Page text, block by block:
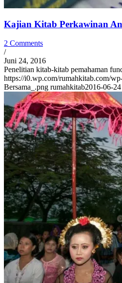
Kajian Kitab Perkawinan
2 Comments
/
Juni 24, 2016
Penelitian kitab-kitab pemahaman
https://i0.wp.com/rumahkitab.com/
Bersama_.png rumahkitab2016-06-